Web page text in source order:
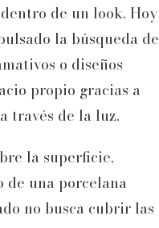
de un look. Hoy
la búsqueda de
o diseños
propio gracias a
través de la luz.
la superficie,
de una porcelana
no busca cubrir las